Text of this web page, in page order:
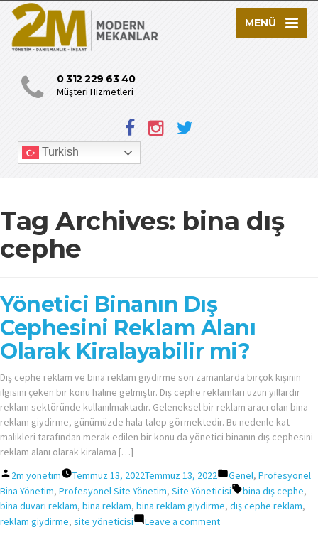
MENÜ
0 312 229 63 40
Müşteri Hizmetleri
Turkish
Tag Archives: bina dış
cephe
Yönetici Binanın Dış
Cephesini Reklam Alanı
Olarak Kiralayabilir mi?
Dış cephe reklam ve bina reklam giydirme son zamanlarda birçok kişinin
ilgisini çeken bir konu haline gelmiştir. Dış cephe reklamları uzun yıllardır
reklam sektöründe kullanılmaktadır. Geleneksel bir reklam aracı olan bina
reklam giydirme, günümüzde hala talep görmektedir. Bu nedenle kat
malikleri tarafından merak edilen bir konu da yönetici binanın dış cephesini
reklam alanı olarak kiralama […]
Posted
by
2m yönetim Temmuz 13, 2022Temmuz 13, 2022
Posted
in
Genel, Profesyonel
Bina Yönetim, Profesyonel Site Yönetim, Site Yöneticisi Tags:
bina dış cephe,
bina duvarı reklam, bina reklam, bina reklam giydirme, dış cephe reklam,
reklam giydirme, site yöneticisi Leave a commenton